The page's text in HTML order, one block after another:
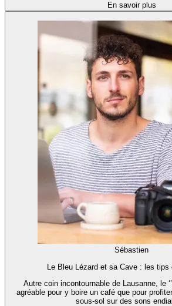
En savoir plus
Sébastien
Le Bleu Lézard et sa Cave : les tips
Autre coin incontournable de Lausanne, le
agréable pour y boire un café que pour
sous-sol sur des sons